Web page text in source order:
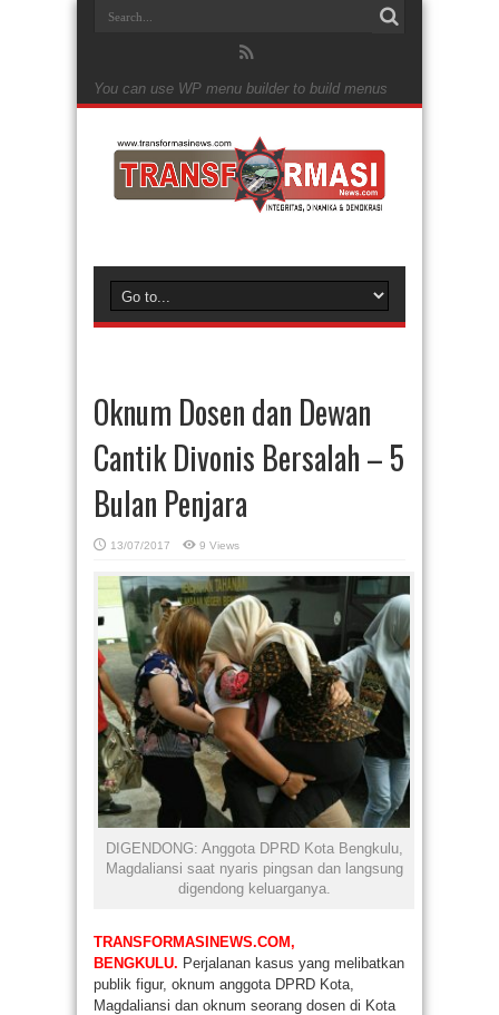
You can use WP menu builder to build menus
Oknum Dosen dan Dewan
Cantik Divonis Bersalah – 5
Bulan Penjara
13/07/2017 9 Views
DIGENDONG: Anggota DPRD Kota Bengkulu,
Magdaliansi saat nyaris pingsan dan langsung
digendong keluarganya.
TRANSFORMASINEWS.COM,
BENGKULU. Perjalanan kasus yang melibatkan
publik figur, oknum anggota DPRD Kota,
Magdaliansi dan oknum seorang dosen di Kota